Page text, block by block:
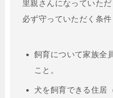
里親さんになっていた
必ず守っていただく条件
飼育について家族全
こと。
犬を飼育できる住居